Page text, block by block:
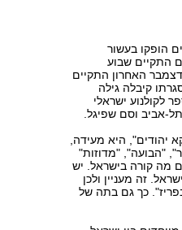
לצרפת מתקיים באופן הדוק בקולנוע. כ-30 סרטים הופקו בעשור
התקיים שבוע
האחרון התקיים
קיבלה גילה
לקולנוע ישראלי
אביב וסם שפיגל.
יהודים", היא מעידה,
"הבועה", "מדוזות"
מה קורה בישראל. יש
זה מעניין ולכן
כך גם בתה של